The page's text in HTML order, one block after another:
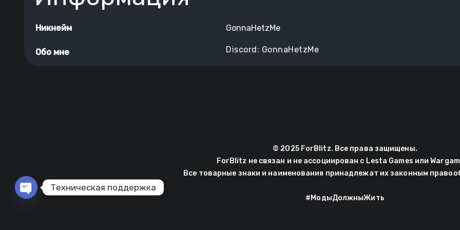
Никнейм GonnaHetzMe
Обо мне Discord: GonnaHetzMe
© 2025 ForBlitz. Все права защищены.
ForBlitz не связан и не ассоциирован с Lesta Games или
Все товарные знаки и наименования принадлежат их законным
#МодыДолжныЖить
Техническая поддержка